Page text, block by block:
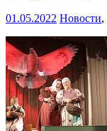
01.05.2022 Новости,